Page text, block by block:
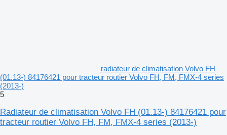
radiateur de climatisation Volvo FH
(01.13-) 84176421 pour tracteur routier Volvo FH, FM, FMX-4 series
(2013-)
5
Radiateur de climatisation Volvo FH (01.13-) 84176421 pour
tracteur routier Volvo FH, FM, FMX-4 series (2013-)